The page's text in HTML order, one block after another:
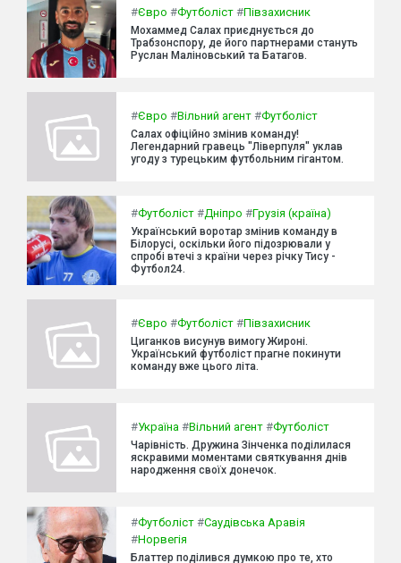
#Євро #Футболіст #Півзахисник
Мохаммед Салах приєднується до
Трабзонспору, де його партнерами стануть
Руслан Маліновський та Батагов.
#Євро #Вільний агент #Футболіст
Салах офіційно змінив команду!
Легендарний гравець "Ліверпуля" уклав
угоду з турецьким футбольним гігантом.
#Футболіст #Дніпро #Грузія (країна)
Український воротар змінив команду в
Білорусі, оскільки його підозрювали у
спробі втечі з країни через річку Тису -
Футбол24.
#Євро #Футболіст #Півзахисник
Циганков висунув вимогу Жироні.
Український футболіст прагне покинути
команду вже цього літа.
#Україна #Вільний агент #Футболіст
Чарівність. Дружина Зінченка поділилася
яскравими моментами святкування днів
народження своїх донечок.
#Футболіст #Саудівська Аравія
#Норвегія
Блаттер поділився думкою про те, хто